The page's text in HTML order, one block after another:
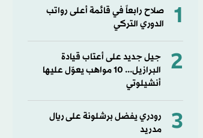
1
صلاح رابعاً في قائمة أعلى رواتب
الدوري التركي
2
جيل جديد على أعتاب قيادة
البرازيل... 10 مواهب يعوّل عليها
أنشيلوتي
3
رودري يفضل برشلونة على ريال
مدريد